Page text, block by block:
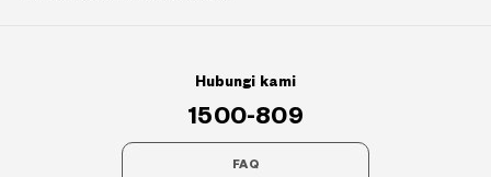
Hubungi kami
1500-809
FAQ